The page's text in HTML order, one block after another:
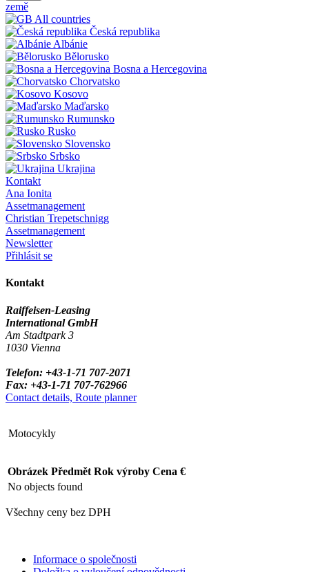
země
All countries
Česká republika
Albánie
Bělorusko
Bosna a Hercegovina
Chorvatsko
Kosovo
Maďarsko
Rumunsko
Rusko
Slovensko
Srbsko
Ukrajina
Kontakt
Ana Ionita
Assetmanagement
Christian Trepetschnigg
Assetmanagement
Newsletter
Přihlásit se
Kontakt
Raiffeisen-Leasing
International GmbH
Am Stadtpark 3
1030 Vienna
Telefon: +43-1-71 707-2071
Fax: +43-1-71 707-762966
Contact details, Route planner
Motocykly
Obrázek Předmět Rok výroby Cena €
No objects found
Všechny ceny bez DPH
Informace o společnosti